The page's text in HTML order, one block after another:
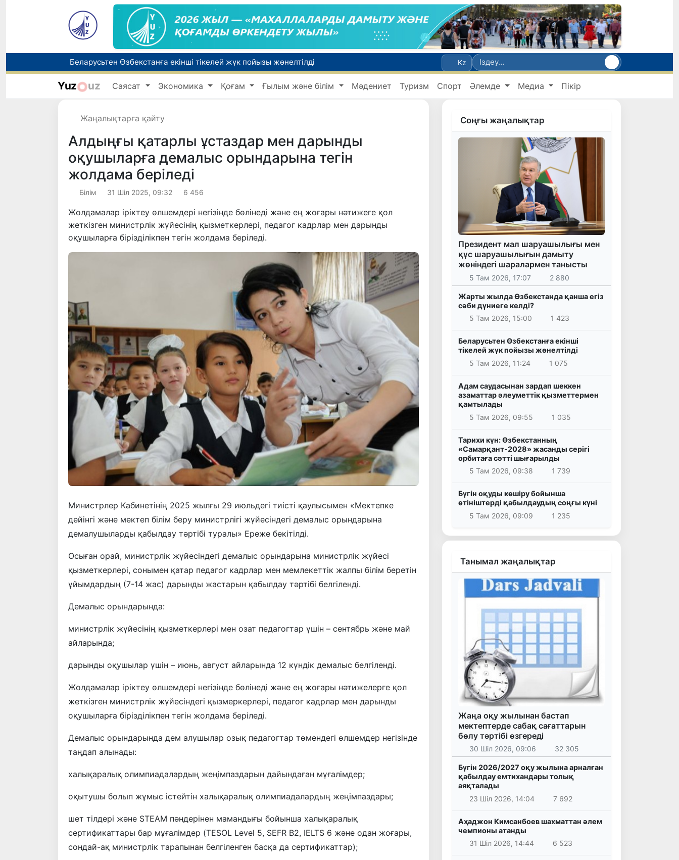
Беларусьтен Өзбекстанға екінші тікелей жүк пойызы жөнелтілді
Адам саудасынан зардап шеккен азаматтар әлеуметтік қызметтермен қамтылады
Тарихи күн: Өзбекстанның «Самарқант-2028» жасанды серігі орбитаға сәтті шығарылды
Жарты жылда Өзбекстанда қанша егіз сәби дүниеге келді?
Kz
Yuz uz Саясат Экономика Қоғам Ғылым және білім Мәдениет Туризм Спорт Әлемде Медиа Пікір
Жаңалықтарға қайту
Алдыңғы қатарлы ұстаздар мен дарынды
оқушыларға демалыс орындарына тегін
жолдама беріледі
Білім 31 Шіл 2025, 09:32 6 456
Жолдамалар іріктеу өлшемдері негізінде бөлінеді және ең жоғары нәтижеге қол
жеткізген министрлік жүйесінің қызметкерлері, педагог кадрлар мен дарынды
оқушыларға бірізділікпен тегін жолдама беріледі.
Министрлер Кабинетінің 2025 жылғы 29 июльдегі тиісті қаулысымен «Мектепке
дейінгі және мектеп білім беру министрлігі жүйесіндегі демалыс орындарына
демалушыларды қабылдау тәртібі туралы» Ереже бекітілді.
Осыған орай, министрлік жүйесіндегі демалыс орындарына министрлік жүйесі
қызметкерлері, сонымен қатар педагог кадрлар мен мемлекеттік жалпы білім беретін
ұйымдардың (7-14 жас) дарынды жастарын қабылдау тәртібі белгіленді.
Демалыс орындарында:
министрлік жүйесінің қызметкерлері мен озат педагогтар үшін – сентябрь және май
айларында;
дарынды оқушылар үшін – июнь, август айларында 12 күндік демалыс белгіленді.
Жолдамалар іріктеу өлшемдері негізінде бөлінеді және ең жоғары нәтижелерге қол
жеткізген министрлік жүйесіндегі қызмеркерлері, педагог кадрлар мен дарынды
оқушыларға бірізділікпен тегін жолдама беріледі.
Демалыс орындарында дем алушылар озық педагогтар төмендегі өлшемдер негізінде
таңдап алынады:
халықаралық олимпиадалардың жеңімпаздарын дайындаған мұғалімдер;
оқытушы болып жұмыс істейтін халықаралық олимпиадалардың жеңімпаздары;
шет тілдері және STEAM пәндерінен мамандығы бойынша халықаралық
сертификаттары бар мұғалімдер (TESOL Level 5, SEFR B2, IELTS 6 және одан жоғары,
сондай-ақ министрлік тарапынан белгіленген басқа да сертификаттар);
Соңғы жаңалықтар
Президент мал шаруашылығы мен
құс шаруашылығын дамыту
жөніндегі шаралармен танысты
5 Там 2026, 17:07 2 880
Жарты жылда Өзбекстанда қанша егіз
сәби дүниеге келді?
5 Там 2026, 15:00
1 423
Беларусьтен Өзбекстанға екінші
тікелей жүк пойызы жөнелтілді
5 Там 2026, 11:24
1 075
Адам саудасынан зардап шеккен
азаматтар әлеуметтік қызметтермен
қамтылады
5 Там 2026, 09:55
1 035
Тарихи күн: Өзбекстанның
«Самарқант-2028» жасанды серігі
орбитаға сәтті шығарылды
5 Там 2026, 09:38
1 739
Бүгін оқуды көшіру бойынша
өтініштерді қабылдаудың соңғы күні
5 Там 2026, 09:09
1 235
Танымал жаңалықтар
Жаңа оқу жылынан бастап
мектептерде сабақ сағаттарын
бөлу тәртібі өзгереді
30 Шіл 2026, 09:06 32 305
Бүгін 2026/2027 оқу жылына арналған
қабылдау емтихандары толық
аяқталады
23 Шіл 2026, 14:04
7 692
Аҳаджон Кимсанбоев шахматтан әлем
чемпионы атанды
31 Шіл 2026, 14:44
6 523